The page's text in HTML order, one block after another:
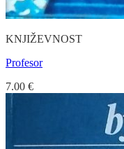
KNJIŽEVNOST
Profesor
7.00 €